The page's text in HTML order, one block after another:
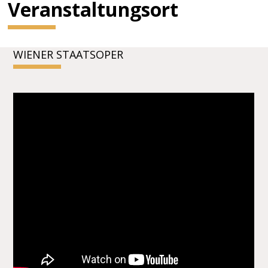
Veranstaltungsort
WIENER STAATSOPER